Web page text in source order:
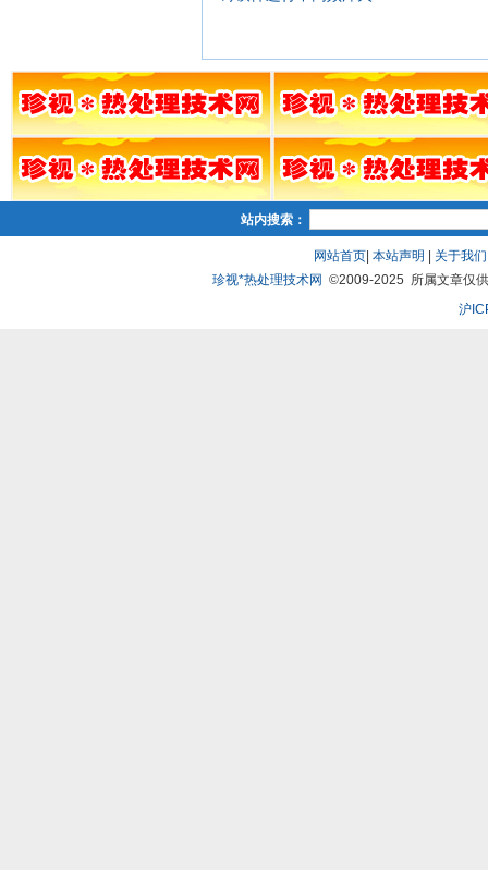
站内搜索：
网站首页| 本站声明 关于我们
珍视*热处理技术网 ©2009-2025 所属文章仅
沪